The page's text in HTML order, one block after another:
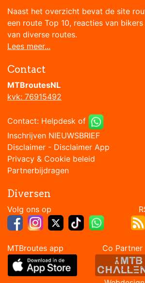
Naast het overzicht bevat de site
een route Top 10, reacties van
van diverse routes.
Lees meer...
Contact
MTBroutesNL
kvk: 76915492
Contact: Helpdesk of
Inschrijven NIEUWSBRIEF
Disclaimer - Disclaimer App
Privacy & Cookie beleid
Partnerbijdragen
Diversen
Volg ons op
MTBroutes app Co Partner